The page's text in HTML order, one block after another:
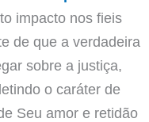
impacto nos fieis
de que a verdadeira
sobre a justiça,
o caráter de
Seu amor e retidão